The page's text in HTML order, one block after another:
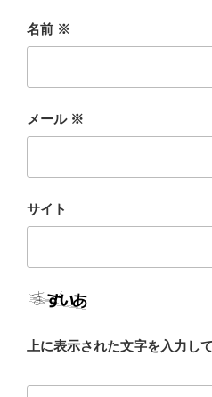
名前 ※
メール ※
サイト
上に表示された文字を入力し